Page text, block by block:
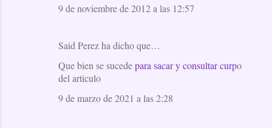
9 de noviembre de 2012 a las 12:57
Said Perez ha dicho que…
Que bien se sucedepara sacar y consultar curpo
del articulo
9 de marzo de 2021 a las 2:28